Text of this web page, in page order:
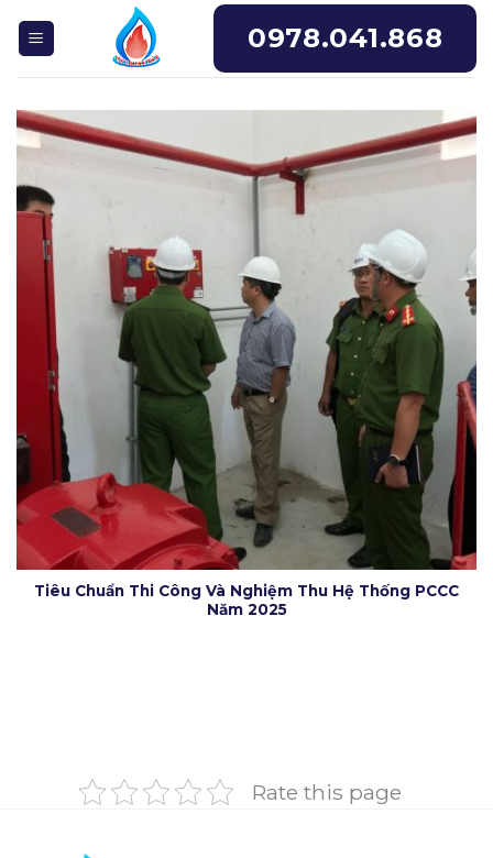
0978.041.868
Tiêu Chuẩn Thi Công Và Nghiệm Thu Hệ Thống PCCC
Năm 2025
Rate this page